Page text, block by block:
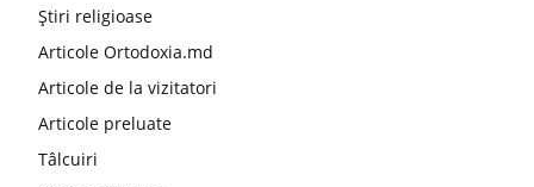
Știri religioase
Articole Ortodoxia.md
Articole de la vizitatori
Articole preluate
Tâlcuiri